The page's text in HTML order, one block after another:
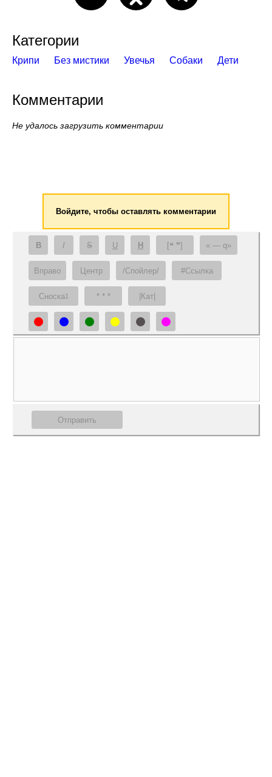
Категории
Крипи Без мистики Увечья Собаки Дети
Комментарии
Не удалось загрузить комментарии
Войдите, чтобы оставлять комментарии
B I S U H [❝ ❞] — q
Вправо Центр /Спойлер/ #Ссылка
Сноска1 * * * |Кат|